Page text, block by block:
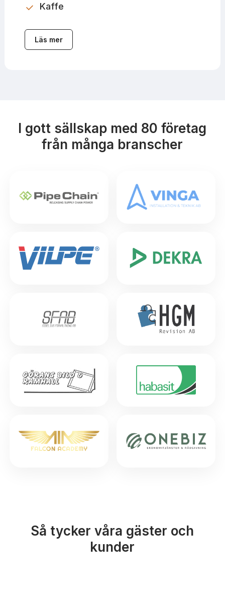
Kaffe
Läs mer
I gott sällskap med 80 företag
från många branscher
Så tycker våra gäster och
kunder